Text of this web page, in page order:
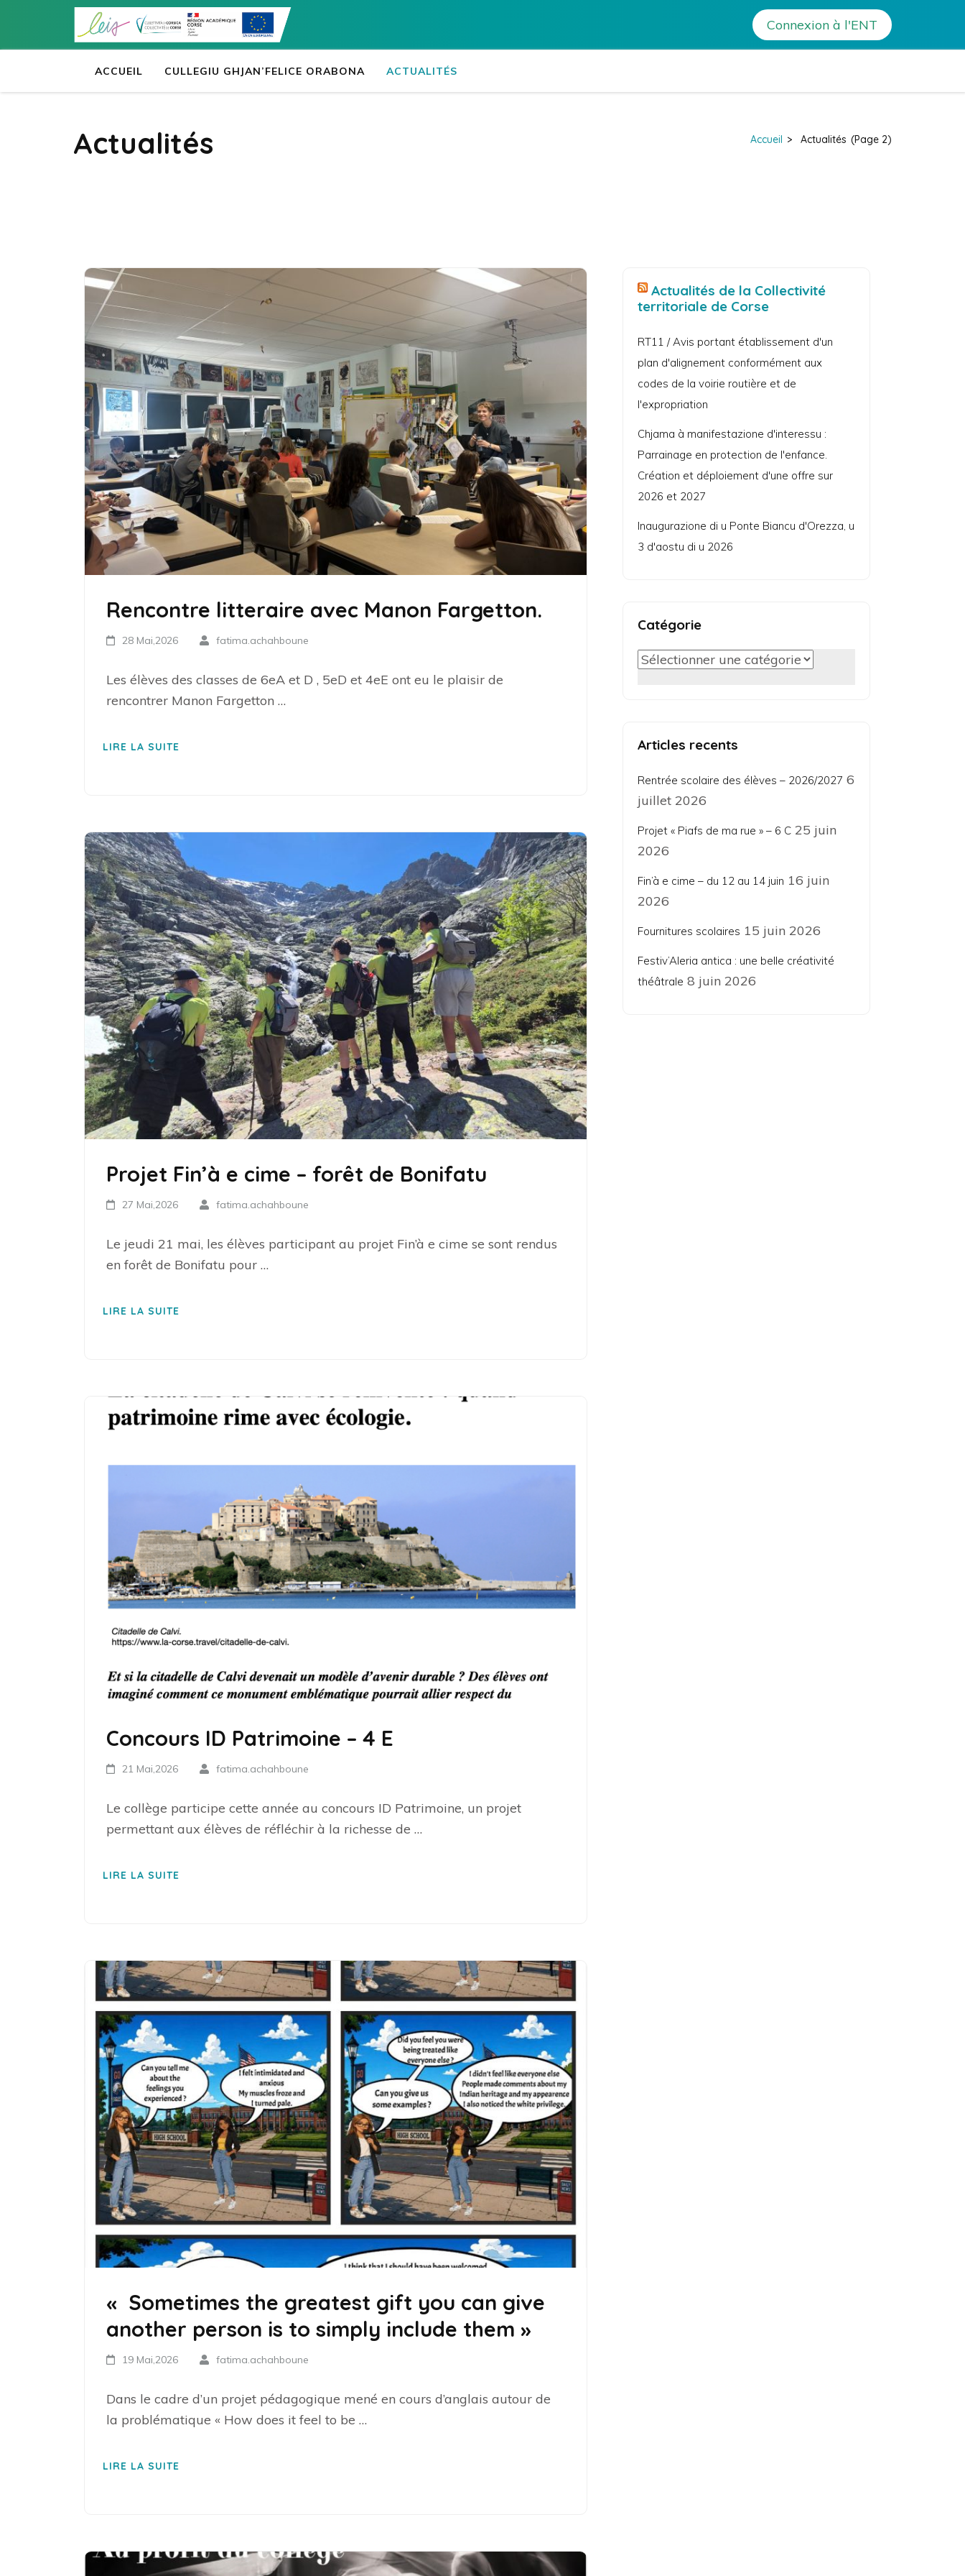
contenu
Entrée)
Collège Jean-Félix Orabona – CalviConnexion à l'ENT
ACCUEIL CULLEGIU GHJAN’FELICE ORABONA ACTUALITÉS
Actualités Accueil > Actualités (Page 2)
Rencontre litteraire avec Manon Fargetton.
28 Mai,2026 fatima.achahboune
Les élèves des classes de 6eA et D , 5eD et 4eE ont eu le plaisir de
rencontrer Manon Fargetton …
LIRE LA SUITE
Projet Fin’à e cime – forêt de Bonifatu
27 Mai,2026 fatima.achahboune
Le jeudi 21 mai, les élèves participant au projet Fin’à e cime se sont rendus
en forêt de Bonifatu pour …
LIRE LA SUITE
Concours ID Patrimoine – 4 E
21 Mai,2026 fatima.achahboune
Le collège participe cette année au concours ID Patrimoine, un projet
permettant aux élèves de réfléchir à la richesse de …
LIRE LA SUITE
« Sometimes the greatest gift you can give
another person is to simply include them »
19 Mai,2026 fatima.achahboune
Dans le cadre d’un projet pédagogique mené en cours d’anglais autour de
la problématique « How does it feel to be …
LIRE LA SUITE
Actualités de la Collectivité
territoriale de Corse
RT11 / Avis portant établissement d'un
plan d'alignement conformément aux
codes de la voirie routière et de
l'expropriation
Chjama à manifestazione d'interessu :
Parrainage en protection de l'enfance.
Création et déploiement d'une offre sur
2026 et 2027
Inaugurazione di u Ponte Biancu d'Orezza, u
3 d'aostu di u 2026
Catégorie
Catégorie
Articles recents
Rentrée scolaire des élèves – 2026/2027 6
juillet 2026
Projet « Piafs de ma rue » – 6 C 25 juin
2026
Fin’à e cime – du 12 au 14 juin 16 juin
2026
Fournitures scolaires 15 juin 2026
Festiv’Aleria antica : une belle créativité
théâtrale 8 juin 2026